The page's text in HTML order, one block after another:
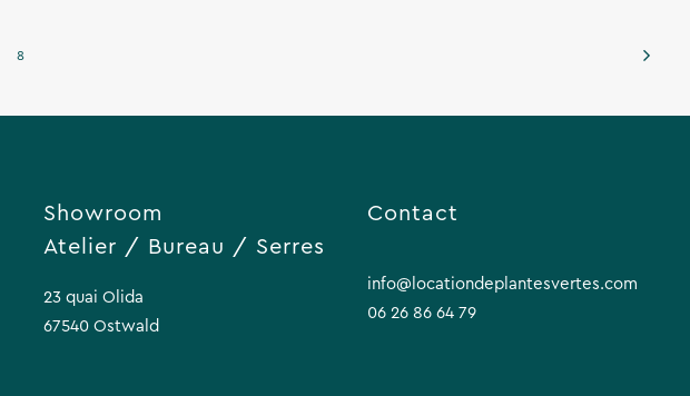
8
Showroom
Atelier / Bureau / Serres
23 quai Olida
67540 Ostwald
Contact
info@locationdeplantesvertes.com
06 26 86 64 79